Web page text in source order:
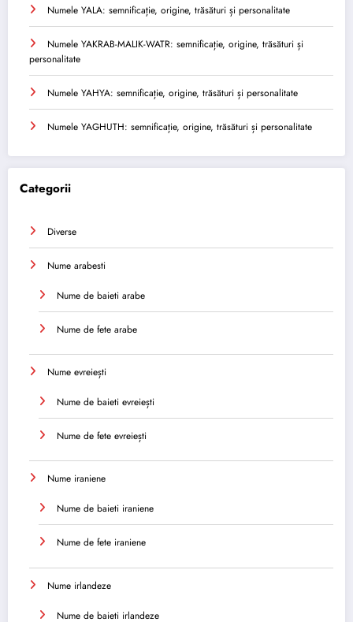
Numele YALA: semnificație, origine, trăsături și personalitate
Numele YAKRAB-MALIK-WATR: semnificație, origine, trăsături și
personalitate
Numele YAHYA: semnificație, origine, trăsături și personalitate
Numele YAGHUTH: semnificație, origine, trăsături și personalitate
Categorii
Diverse
Nume arabesti
Nume de baieti arabe
Nume de fete arabe
Nume evreiești
Nume de baieti evreiești
Nume de fete evreiești
Nume iraniene
Nume de baieti iraniene
Nume de fete iraniene
Nume irlandeze
Nume de baieti irlandeze